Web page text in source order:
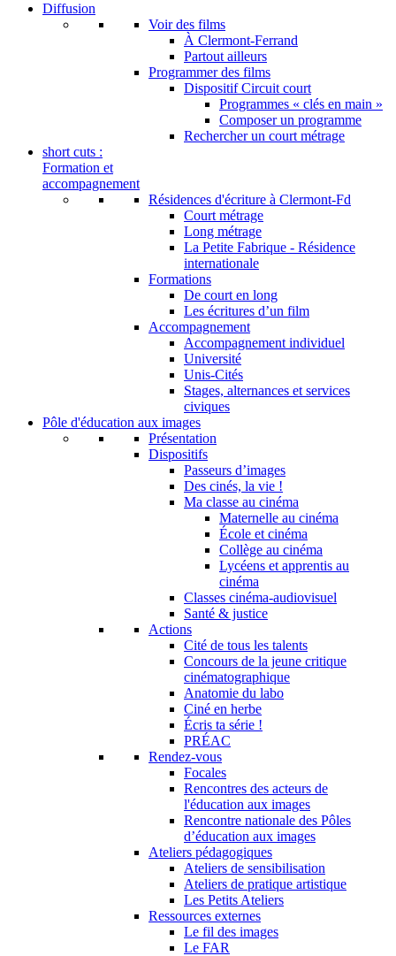
Diffusion
Voir des films
À Clermont-Ferrand
Partout ailleurs
Programmer des films
Dispositif Circuit court
Programmes « clés en main »
Composer un programme
Rechercher un court métrage
short cuts :
Formation et
accompagnement
Résidences d'écriture à Clermont-Fd
Court métrage
Long métrage
La Petite Fabrique - Résidence
internationale
Formations
De court en long
Les écritures d’un film
Accompagnement
Accompagnement individuel
Université
Unis-Cités
Stages, alternances et services
civiques
Pôle d'éducation aux images
Présentation
Dispositifs
Passeurs d’images
Des cinés, la vie !
Ma classe au cinéma
Maternelle au cinéma
École et cinéma
Collège au cinéma
Lycéens et apprentis au
cinéma
Classes cinéma-audiovisuel
Santé & justice
Actions
Cité de tous les talents
Concours de la jeune critique
cinématographique
Anatomie du labo
Ciné en herbe
Écris ta série !
PRÉAC
Rendez-vous
Focales
Rencontres des acteurs de
l'éducation aux images
Rencontre nationale des Pôles
d’éducation aux images
Ateliers pédagogiques
Ateliers de sensibilisation
Ateliers de pratique artistique
Les Petits Ateliers
Ressources externes
Le fil des images
Le FAR